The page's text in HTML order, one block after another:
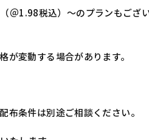
1.98税込）～のプランもござ
が変動する場合があります。
布条件は別途ご相談ください。